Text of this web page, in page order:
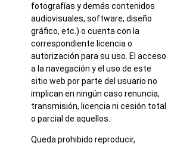
fotografías y demás contenidos
audiovisuales, software, diseño
gráfico, etc.) o cuenta con la
correspondiente licencia o
autorización para su uso. El acceso
a la navegación y el uso de este
sitio web por parte del usuario no
implican en ningún caso renuncia,
transmisión, licencia ni cesión total
o parcial de aquellos.
Queda prohibido reproducir,